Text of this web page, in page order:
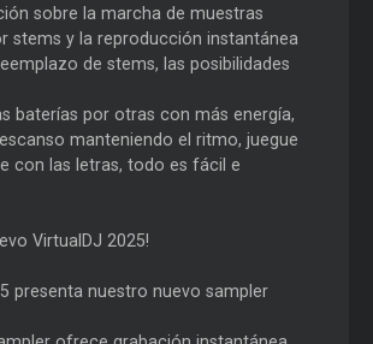
sobre la marcha de muestras
stems y la reproducción instantánea
de stems, las posibilidades
baterías por otras con más energía,
manteniendo el ritmo, juegue
con las letras, todo es fácil e
VirtualDJ 2025!
presenta nuestro nuevo sampler